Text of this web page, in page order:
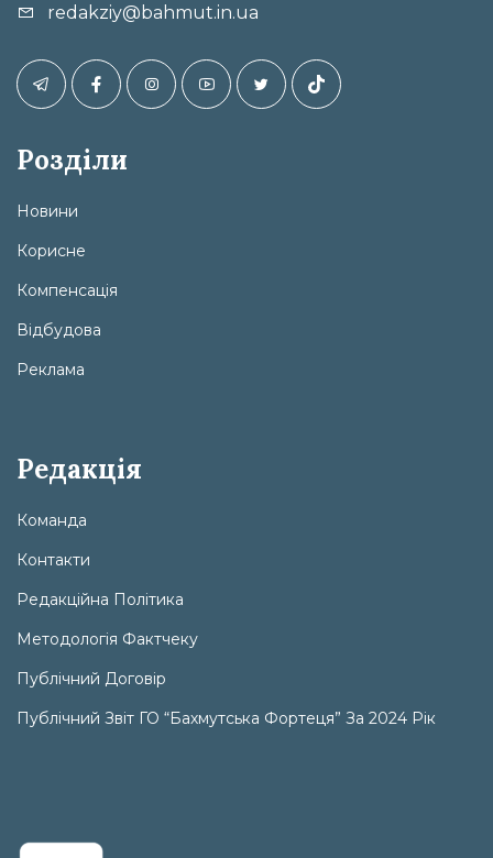
redakziy@bahmut.in.ua
Розділи
Новини
Корисне
Компенсація
Відбудова
Реклама
Редакція
Команда
Контакти
Редакційна Політика
Методологія Фактчеку
Публічний Договір
Публічний Звіт ГО “Бахмутська Фортеця” За 2024 Рік